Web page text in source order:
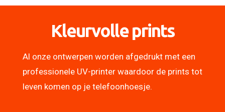
Kleurvolle prints
Al onze ontwerpen worden afgedrukt met een
professionele UV-printer waardoor de prints tot
leven komen op je telefoonhoesje.